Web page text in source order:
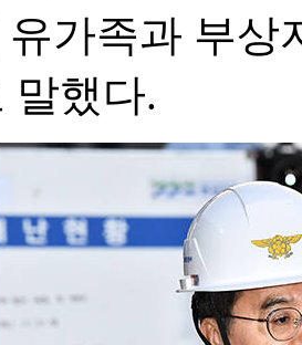
가족과 부상
말했다.